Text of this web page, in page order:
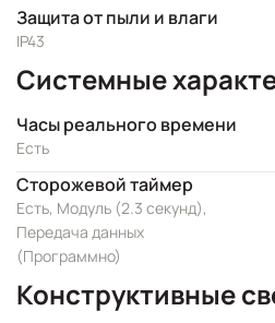
Защита от пыли и влаги
IP43
Системные
Часы реального времени
Есть
Сторожевой таймер
Есть, Модуль (2.3 секунд),
Передача данных
(Программно)
Конструктивные